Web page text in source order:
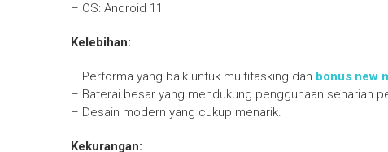
– OS: Android 11
Kelebihan:
– Performa yang baik untuk multitasking dan bonus new
– Baterai besar yang mendukung penggunaan seharian
– Desain modern yang cukup menarik.
Kekurangan: